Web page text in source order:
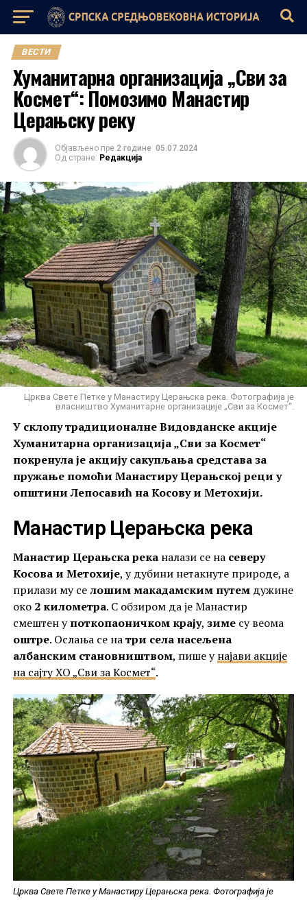
ВЕСТИ
Хуманитарна организација „Сви за
Космет“: Помозимо Манастир
Церањску реку
Објављено пре 2 године 05.07.2024
Од стране: Редакција
Црква Свете Петке у Манастиру Церањска река. Фотографија је
власништво Хуманитарне организације „Сви за Космет“.
У склопу традиционалне Видовданске акције
Хуманитарна организација „Сви за Космет“
покренула је акцију сакупљања средстава за
пружање помоћи Манастиру Церањској реци у
општини Лепосавић на Косову и Метохији.
Манастир Церањска река
Манастир Церањска реканалази се на северу
Косова и Метохије, у дубини нетакнуте природе, а
прилази му селошим макадамским путемдужине
око 2 километра. С обзиром да је Манастир
смештен употкопаоничком крају, зимесу веома
оштре. Ослања се натри села насељена
албанским становништвом, пише унајави акције
на сајту ХО „Сви за Космет“.
Црква Свете Петке у Манастиру Церањска река. Фотографија је